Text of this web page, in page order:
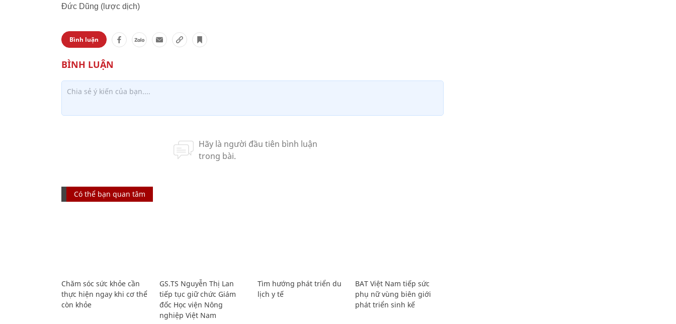
Đức Dũng (lược dịch)
Bình luận
Có thể bạn quan tâm
Chăm sóc sức khỏe cần
thực hiện ngay khi cơ thể
còn khỏe
GS.TS Nguyễn Thị Lan
tiếp tục giữ chức Giám
đốc Học viện Nông
nghiệp Việt Nam
Tìm hướng phát triển du
lịch y tế
BAT Việt Nam tiếp sức
phụ nữ vùng biên giới
phát triển sinh kế